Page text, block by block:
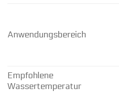
Anwendungsbereich
Empfohlene
Wassertemperatur